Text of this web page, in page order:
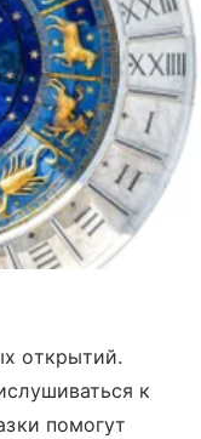
открытий.
к
помогут